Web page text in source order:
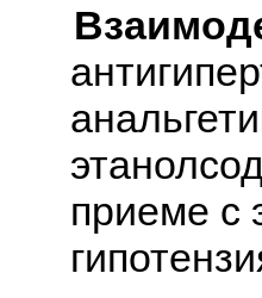
приеме с